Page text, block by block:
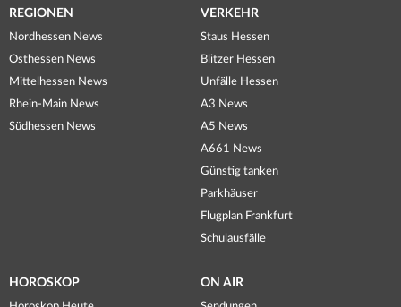
REGIONEN
Nordhessen News
Osthessen News
Mittelhessen News
Rhein-Main News
Südhessen News
VERKEHR
Staus Hessen
Blitzer Hessen
Unfälle Hessen
A3 News
A5 News
A661 News
Günstig tanken
Parkhäuser
Flugplan Frankfurt
Schulausfälle
HOROSKOP ON AIR